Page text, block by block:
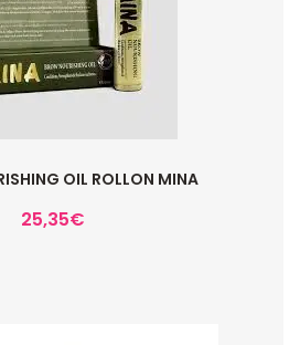
OIL ROLLON MINA
25,35€